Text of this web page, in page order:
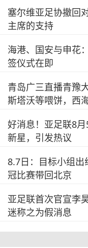
塞尔维亚足协撤回
主席的支持
海港、国安与申花
签仪式在即
青岛广三直播青豫
斯塔沃等喂饼，西
好消息！亚足联8
新星，引发热议
8.7日：目标小组
冠比赛带回北京
亚足联首次官宣李
迷称之为假消息